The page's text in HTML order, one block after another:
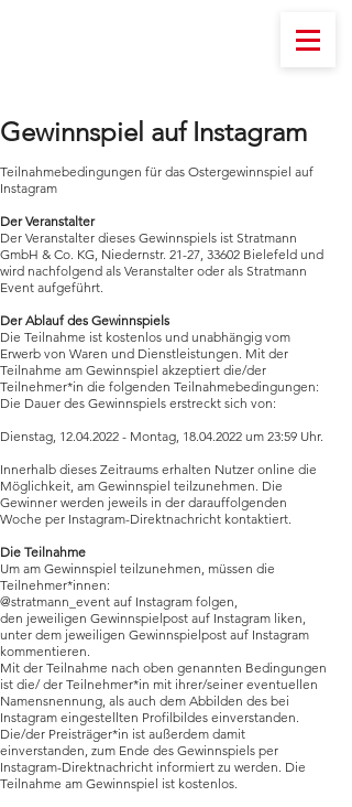
Gewinnspiel auf Instagram
Teilnahmebedingungen für das Ostergewinnspiel auf
Instagram
Der Veranstalter
Der Veranstalter dieses Gewinnspiels ist Stratmann
GmbH & Co. KG, Niedernstr. 21-27, 33602 Bielefeld und
wird nachfolgend als Veranstalter oder als Stratmann
Event aufgeführt.
Der Ablauf des Gewinnspiels
Die Teilnahme ist kostenlos und unabhängig vom
Erwerb von Waren und Dienstleistungen. Mit der
Teilnahme am Gewinnspiel akzeptiert die/der
Teilnehmer*in die folgenden Teilnahmebedingungen:
Die Dauer des Gewinnspiels erstreckt sich von:
Dienstag, 12.04.2022 - Montag, 18.04.2022 um 23:59 Uhr.
Innerhalb dieses Zeitraums erhalten Nutzer online die
Möglichkeit, am Gewinnspiel teilzunehmen. Die
Gewinner werden jeweils in der darauffolgenden
Woche per Instagram-Direktnachricht kontaktiert.
Die Teilnahme
Um am Gewinnspiel teilzunehmen, müssen die
Teilnehmer*innen:
@stratmann_event auf Instagram folgen,
den jeweiligen Gewinnspielpost auf Instagram liken,
unter dem jeweiligen Gewinnspielpost auf Instagram
kommentieren.
Mit der Teilnahme nach oben genannten Bedingungen
ist die/ der Teilnehmer*in mit ihrer/seiner eventuellen
Namensnennung, als auch dem Abbilden des bei
Instagram eingestellten Profilbildes einverstanden.
Die/der Preisträger*in ist außerdem damit
einverstanden, zum Ende des Gewinnspiels per
Instagram-Direktnachricht informiert zu werden. Die
Teilnahme am Gewinnspiel ist kostenlos.